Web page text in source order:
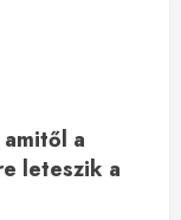
a
leteszik a